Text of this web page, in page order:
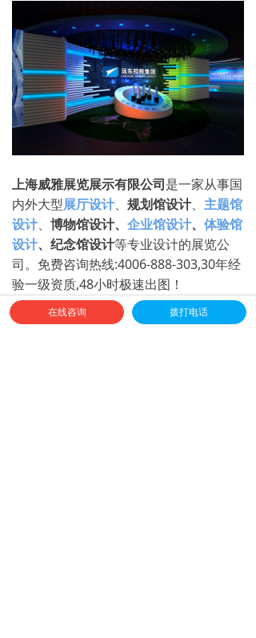
上海威雅展览展示有限公司是一家从事国
内外大型展厅设计、 规划馆设计、 主题馆
设计、 博物馆设计、 企业馆设计、 体验馆
设计、纪念馆设计等专业设计的展览公
司。免费咨询热线:4006-888-303,30年经
验一级资质,48小时极速出图！
在线咨询 拨打电话